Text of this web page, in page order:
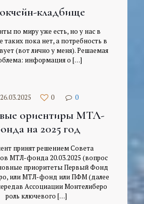
кладбище
по миру уже есть, но у нас в
таких пока нет, а потребность в
(вот лично у меня). Решаемая
информация о […]
26.03.2025 0 0
ориентиры МТЛ-
на 2025 год
принят решением Совета
МТЛ-фонда 20.03.2025 (вопрос
приоритеты Первый Фонд
или МТЛ-фонд или ПФМ (далее
Ассоциации Монтелиберо
роль ключевого […]